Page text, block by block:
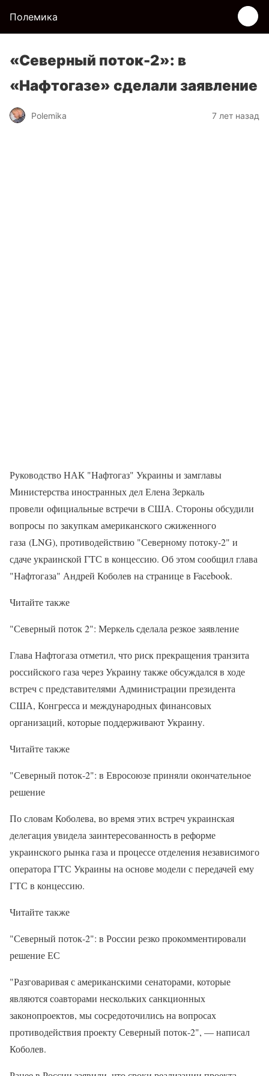
Полемика
«Северный поток-2»: в
«Нафтогазе» сделали заявление
Polemika 7 лет назад
Руководство НАК "Нафтогаз" Украины и замглавы
Министерства иностранных дел Елена Зеркаль
провели официальные встречи в США. Стороны обсудили
вопросы по закупкам американского сжиженного
газа (LNG), противодействию "Северному потоку-2" и
сдаче украинской ГТС в концессию. Об этом сообщил глава
"Нафтогаза" Андрей Коболев на странице в Facebook.
Читайте также
"Северный поток 2": Меркель сделала резкое заявление
Глава Нафтогаза отметил, что риск прекращения транзита
российского газа через Украину также обсуждался в ходе
встреч с представителями Администрации президента
США, Конгресса и международных финансовых
организаций, которые поддерживают Украину.
Читайте также
"Северный поток-2": в Евросоюзе приняли окончательное
решение
По словам Коболева, во время этих встреч украинская
делегация увидела заинтересованность в реформе
украинского рынка газа и процессе отделения независимого
оператора ГТС Украины на основе модели с передачей ему
ГТС в концессию.
Читайте также
"Северный поток-2": в России резко прокомментировали
решение ЕС
"Разговаривая с американскими сенаторами, которые
являются соавторами нескольких санкционных
законопроектов, мы сосредоточились на вопросах
противодействия проекту Северный поток-2", — написал
Коболев.